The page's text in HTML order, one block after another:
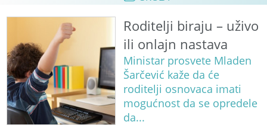
Roditelji biraju – uživo
ili onlajn nastava
Ministar prosvete Mladen
Šarčević kaže da će
roditelji osnovaca imati
mogućnost da se opredele
da...